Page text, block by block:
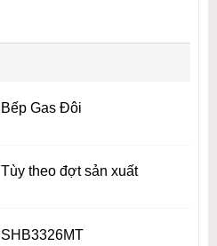
Bếp Gas Đôi
Tùy theo đợt sản xuất
SHB3326MT